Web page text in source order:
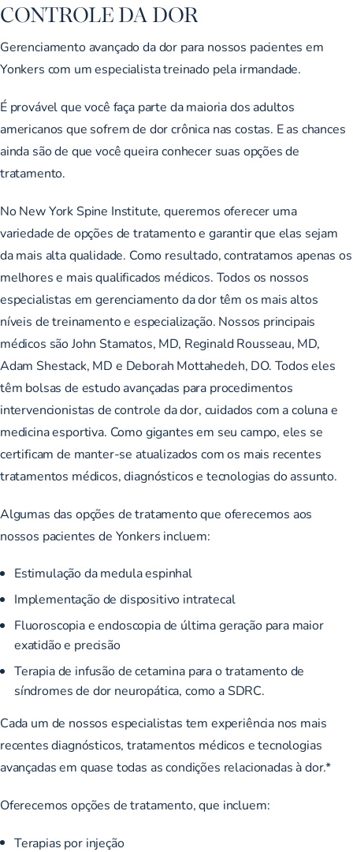
CONTROLE DA DOR
Gerenciamento avançado da dor para nossos pacientes em
Yonkers com um especialista treinado pela irmandade.
É provável que você faça parte da maioria dos adultos
americanos que sofrem de dor crônica nas costas. E as chances
ainda são de que você queira conhecer suas opções de
tratamento.
No New York Spine Institute, queremos oferecer uma
variedade de opções de tratamento e garantir que elas sejam
da mais alta qualidade. Como resultado, contratamos apenas os
melhores e mais qualificados médicos. Todos os nossos
especialistas em gerenciamento da dor têm os mais altos
níveis de treinamento e especialização. Nossos principais
médicos são John Stamatos, MD, Reginald Rousseau, MD,
Adam Shestack, MD e Deborah Mottahedeh, DO. Todos eles
têm bolsas de estudo avançadas para procedimentos
intervencionistas de controle da dor, cuidados com a coluna e
medicina esportiva. Como gigantes em seu campo, eles se
certificam de manter-se atualizados com os mais recentes
tratamentos médicos, diagnósticos e tecnologias do assunto.
Algumas das opções de tratamento que oferecemos aos
nossos pacientes de Yonkers incluem:
Estimulação da medula espinhal
Implementação de dispositivo intratecal
Fluoroscopia e endoscopia de última geração para maior
exatidão e precisão
Terapia de infusão de cetamina para o tratamento de
síndromes de dor neuropática, como a SDRC.
Cada um de nossos especialistas tem experiência nos mais
recentes diagnósticos, tratamentos médicos e tecnologias
avançadas em quase todas as condições relacionadas à dor.*
Oferecemos opções de tratamento, que incluem:
Terapias por injeção